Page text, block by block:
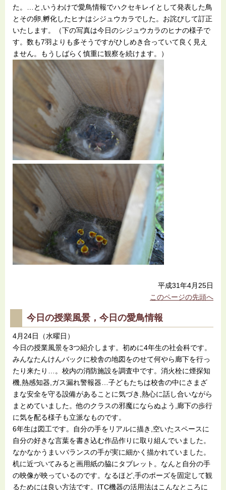
た。…と,いうわけで愛鳥情報でハクセキレイとして発表した鳥
とその卵,孵化したヒナはシジュウカラでした。お詫びして訂正
いたします。（下の写真は今日のシジュウカラのヒナの様子で
す。数も7羽よりも多そうですがひしめき合っていて良く見え
ません。もうしばらく慎重に観察を続けます。）
平成31年4月25日
このページの先頭へ
今日の授業風景，今日の愛鳥情報
4月24日（水曜日）
今日の授業風景を3つ紹介します。初めに4年生の社会科です。
みんなたんけんバックに校舎の地図をのせて何やら廊下を行っ
たり来たり…。校内の消防施設を調査中です。消火栓に煙探知
機,熱感知器,ガス漏れ警報器…子どもたちは校舎の中にさまざ
まな安全を守る設備があることに気づき,熱心に話し合いながら
まとめていました。他のクラスの邪魔にならぬよう,廊下の歩行
に気を配る様子も立派なものです。
6年生は図工です。自分の手をリアルに描き,空いたスペースに
自分の好きな言葉を書き込む作品作りに取り組んでいました。
なかなかうまいバランスの手が実に細かく描かれていました。
机に近づいてみると画用紙の脇にタブレット。なんと自分の手
の映像が映っているのです。なるほど,手のポーズを固定して観
るためには良い方法です。ITC機器の活用法はこんなところに